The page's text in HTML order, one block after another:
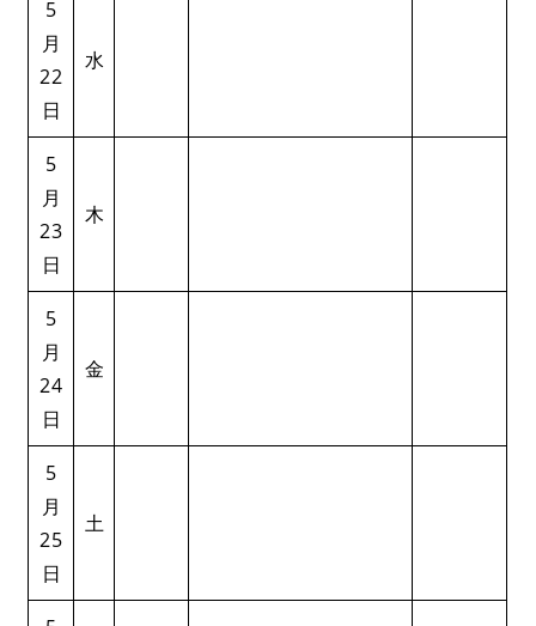
5
月
22
日
水
5
月
23
日
木
5
月
24
日
金
5
月
25
日
土